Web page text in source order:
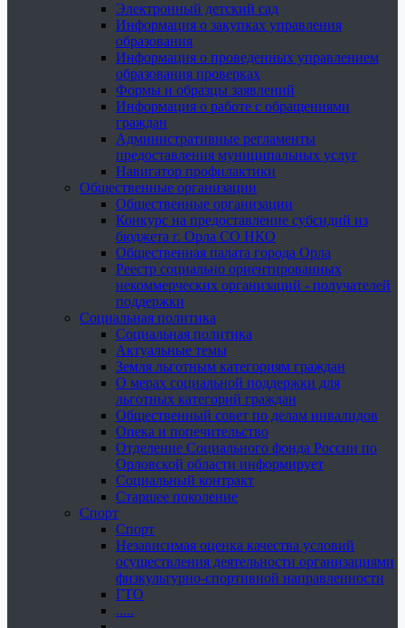
Электронный детский сад
Информация о закупках управления
образования
Информация о проведенных управлением
образования проверках
Формы и образцы заявлений
Информация о работе с обращениями
граждан
Административные регламенты
предоставления муниципальных услуг
Навигатор профилактики
Общественные организации
Общественные организации
Конкурс на предоставление субсидий из
бюджета г. Орла СО НКО
Общественная палата города Орла
Реестр социально ориентированных
некоммерческих организаций - получателей
поддержки
Социальная политика
Социальная политика
Актуальные темы
Земля льготным категориям граждан
О мерах социальной поддержки для
льготных категорий граждан
Общественный совет по делам инвалидов
Опека и попечительство
Отделение Социального фонда России по
Орловской области информирует
Социальный контракт
Старшее поколение
Спорт
Спорт
Независимая оценка качества условий
осуществления деятельности организациями
физкультурно-спортивной направленности
ГТО
.....